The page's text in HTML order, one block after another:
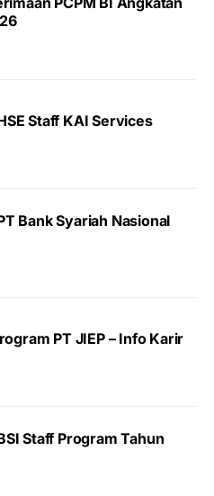
Staff KAI Services
Bank Syariah Nasional
Internship Program PT JIEP – Info Karir
Staff Program Tahun